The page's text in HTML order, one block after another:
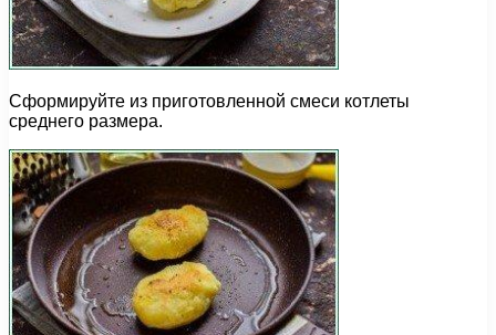
Сформируйте из приготовленной смеси котлеты
среднего размера.